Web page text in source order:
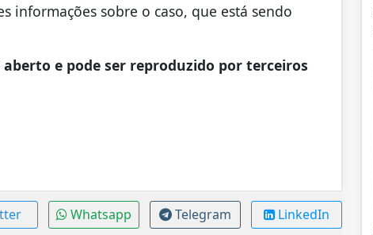
informações sobre o caso, que está sendo
e pode ser reproduzido por terceiros
Whatsapp Telegram LinkedIn